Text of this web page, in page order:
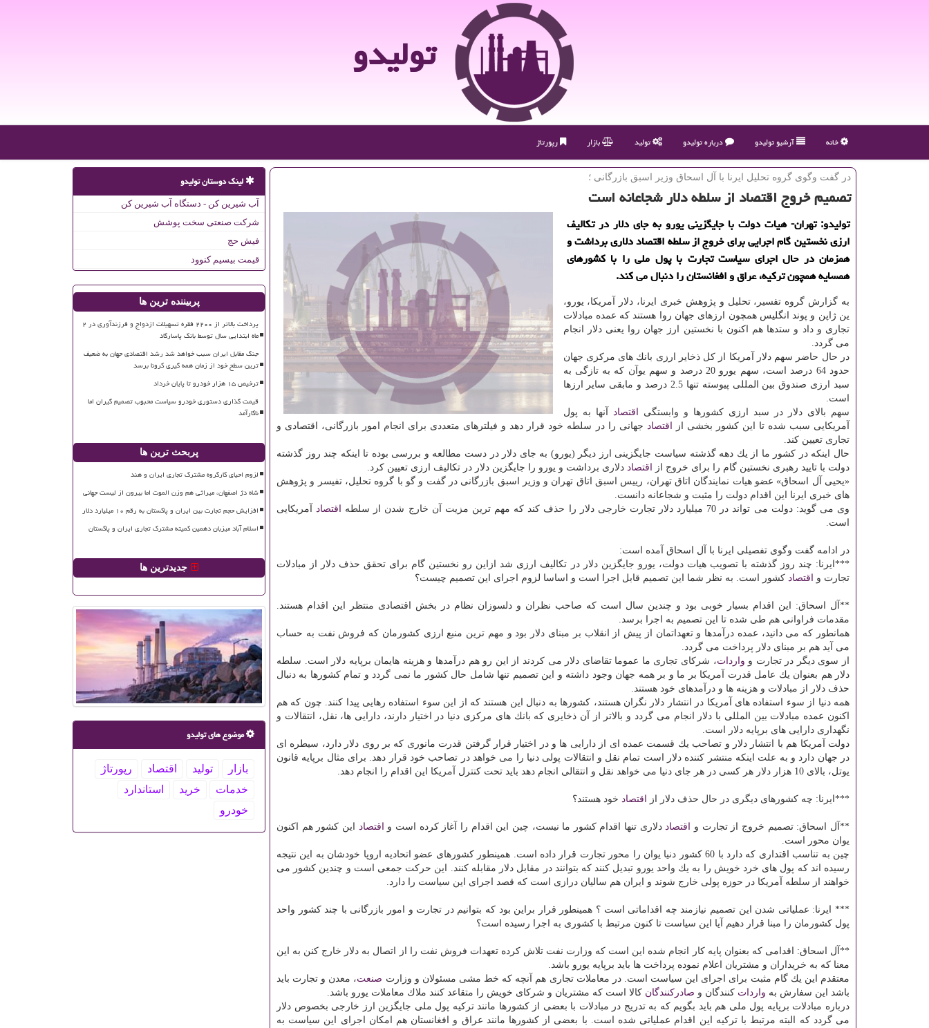
تولیدو
خانه آرشیو تولیدو درباره تولیدو تولید بازار رپورتاژ
در گفت وگوی گروه تحلیل ایرنا با آل اسحاق وزیر اسبق بازرگانی ؛
تصمیم خروج اقتصاد از سلطه دلار شجاعانه است
تولیدو: تهران- هیات دولت با جایگزینی یورو به جای دلار در تكالیف
ارزی نخستین گام اجرایی برای خروج از سلطه اقتصاد دلاری برداشت و
همزمان در حال اجرای سیاست تجارت با پول ملی را با كشورهای
همسایه همچون تركیه، عراق و افغانستان را دنبال می كند.
به گزارش گروه تفسیر، تحلیل و پژوهش خبری ایرنا، دلار آمریكا، یورو،
ین ژاپن و پوند انگلیس همچون ارزهای جهان روا هستند كه عمده مبادلات
تجاری و داد و ستدها هم اكنون با نخستین ارز جهان روا یعنی دلار انجام
می گردد.
در حال حاضر سهم دلار آمریكا از كل ذخایر ارزی بانك های مركزی جهان
حدود 64 درصد است، سهم یورو 20 درصد و سهم یوآن كه به تازگی به
سبد ارزی صندوق بین المللی پیوسته تنها 2.5 درصد و مابقی سایر ارزها
است.
سهم بالای دلار در سبد ارزی كشورها و وابستگی
اقتصاد آنها به پول
آمریكایی سبب شده تا این كشور بخشی از
اقتصاد جهانی را در سلطه خود قرار دهد و فیلترهای متعددی برای انجام امور بازرگانی، اقتصادی و
تجاری تعیین كند.
حال اینكه در كشور ما از یك دهه گذشته سیاست جایگزینی ارز دیگر (یورو) به جای دلار در دست مطالعه و بررسی بوده تا اینكه چند روز گذشته
دولت با تایید رهبری نخستین گام را برای خروج از
اقتصاد دلاری برداشت و یورو را جایگزین دلار در تكالیف ارزی تعیین كرد.
«یحیی آل اسحاق» عضو هیات نمایندگان اتاق تهران، رییس اسبق اتاق تهران و وزیر اسبق بازرگانی در گفت و گو با گروه تحلیل، تفیسر و پژوهش
های خبری ایرنا این اقدام دولت را مثبت و شجاعانه دانست.
وی می گوید: دولت می تواند در 70 میلیارد دلار تجارت خارجی دلار را حذف كند كه مهم ترین مزیت آن خارج شدن از سلطه
اقتصادآمریكایی
است.
در ادامه گفت وگوی تفصیلی ایرنا با آل اسحاق آمده است:
***ایرنا: چند روز گذشته با تصویب هیات دولت، یورو جایگزین دلار در تكالیف ارزی شد ازاین رو نخستین گام برای تحقق حذف دلار از مبادلات
تجارت و
اقتصاد كشور است. به نظر شما این تصمیم قابل اجرا است و اساسا لزوم اجرای این تصمیم چیست؟
**آل اسحاق: این اقدام بسیار خوبی بود و چندین سال است كه صاحب نظران و دلسوزان نظام در بخش اقتصادی منتظر این اقدام هستند.
مقدمات فراوانی هم طی شده تا این تصمیم به اجرا برسد.
همانطور كه می دانید، عمده درآمدها و تعهداتمان از پیش از انقلاب بر مبنای دلار بود و مهم ترین منبع ارزی كشورمان كه فروش نفت به حساب
می آید هم بر مبنای دلار پرداخت می گردد.
از سوی دیگر در تجارت و واردات، شركای تجاری ما عموما تقاضای دلار می كردند از این رو هم درآمدها و هزینه هایمان برپایه دلار است. سلطه
دلار هم بعنوان یك عامل قدرت آمریكا بر ما و بر همه جهان وجود داشته و این تصمیم تنها شامل حال كشور ما نمی گردد و تمام كشورها به دنبال
حذف دلار از مبادلات و هزینه ها و درآمدهای خود هستند.
همه دنیا از سوء استفاده های آمریكا در انتشار دلار نگران هستند، كشورها به دنبال این هستند كه از این سوء استفاده رهایی پیدا كنند. چون كه هم
اكنون عمده مبادلات بین المللی با دلار انجام می گردد و بالاتر از آن ذخایری كه بانك های مركزی دنیا در اختیار دارند، دارایی ها، نقل، انتقالات و
نگهداری دارایی های برپایه دلار است.
دولت آمریكا هم با انتشار دلار و تصاحب یك قسمت عمده ای از دارایی ها و در اختیار قرار گرفتن قدرت مانوری كه بر روی دلار دارد، سیطره ای
در جهان دارد و به علت اینكه منتشر كننده دلار است تمام نقل و انتقالات پولی دنیا را می خواهد در تصاحب خود قرار دهد. برای مثال برپایه قانون
یوتل، بالای 10 هزار دلار هر كسی در هر جای دنیا می خواهد نقل و انتقالی انجام دهد باید تحت كنترل آمریكا این اقدام را انجام دهد.
***ایرنا: چه كشورهای دیگری در حال حذف دلار از اقتصاد خود هستند؟
**آل اسحاق: تصمیم خروج از تجارت و اقتصاددلاری تنها اقدام كشور ما نیست، چین این اقدام را آغاز كرده است و اقتصاد این كشور هم اكنون
یوان محور است.
چین به تناسب اقتداری كه دارد با 60 كشور دنیا یوان را محور تجارت قرار داده است. همینطور كشورهای عضو اتحادیه اروپا خودشان به این نتیجه
رسیده اند كه پول های خرد خویش را به یك واحد یورو تبدیل كنند كه بتوانند در مقابل دلار مقابله كنند. این حركت جمعی است و چندین كشور می
خواهند از سلطه آمریكا در حوزه پولی خارج شوند و ایران هم سالیان درازی است كه قصد اجرای این سیاست را دارد.
*** ایرنا: عملیاتی شدن این تصمیم نیازمند چه اقداماتی است ؟ همینطور قرار براین بود كه بتوانیم در تجارت و امور بازرگانی با چند كشور واحد
پول كشورمان را مبنا قرار دهیم آیا این سیاست تا كنون مرتبط با كشوری به اجرا رسیده است؟
**آل اسحاق: اقدامی كه بعنوان پایه كار انجام شده این است كه وزارت نفت تلاش كرده تعهدات فروش نفت را از اتصال به دلار خارج كنن به این
معنا كه به خریداران و مشتریان اعلام نموده پرداخت ها باید برپایه یورو باشد.
معتقدم این یك گام مثبت برای اجرای این سیاست است. در معاملات تجاری هم آنچه كه خط مشی مسئولان و وزارت صنعت، معدن و تجارت باید
باشد این سفارش به واردات كنندگان و صادركنندگان كالا است كه مشتریان و شركای خویش را متقاعد كنند ملاك معاملات یورو باشد.
درباره مبادلات برپایه پول ملی هم باید بگویم كه به تدریج در مبادلات با بعضی از كشورها مانند تركیه پول ملی جایگزین ارز خارجی بخصوص دلار
می گردد كه البته مرتبط با تركیه این اقدام عملیاتی شده است. با بعضی از كشورها مانند عراق و افغانستان هم امكان اجرای این سیاست به
لینک دوستان تولیدو
آب شیرین کن - دستگاه آب شیرین کن
شرکت صنعتی سخت پوشش
فیش حج
قیمت بیسیم کنوود
پربیننده ترین ها
پرداخت بالاتر از ۲۲۰۰ فقره تسهیلات ازدواج و فرزندآوری در ۲
ماه ابتدایی سال توسط بانک پاسارگاد
جنگ مقابل ایران سبب خواهد شد رشد اقتصادی جهان به ضعیف
ترین سطح خود از زمان همه گیری کرونا برسد
ترخیص ۱۵ هزار خودرو تا پایان خرداد
قیمت گذاری دستوری خودرو سیاست محبوب تصمیم گیران اما
ناکارآمد
پربحث ترین ها
لزوم احیای کارگروه مشترک تجاری ایران و هند
شاه دژ اصفهان، میراثی هم وزن الموت اما بیرون از لیست جهانی
افزایش حجم تجارت بین ایران و پاکستان به رقم ۱۰ میلیارد دلار
اسلام آباد میزبان دهمین کمیته مشترک تجاری ایران و پاکستان
جدیدترین ها
موضوع های تولیدو
بازار تولید اقتصاد
رپورتاژ
خدمات
خرید
استاندارد
خودرو